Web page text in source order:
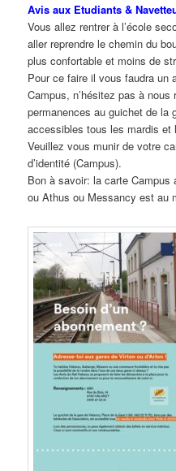
Avis aux Etudiants &
Vous allez rentrer à l’école
aller reprendre le chemin du
plus confortable et moins de
Pour ce faire il vous faudra un
Campus, n’hésitez pas à
permanences au guichet de la
accessibles tous les mardis et
Veuillez vous munir de votre
d’identité (Campus).
Bon à savoir: la carte Campus
ou Athus ou Messancy est au